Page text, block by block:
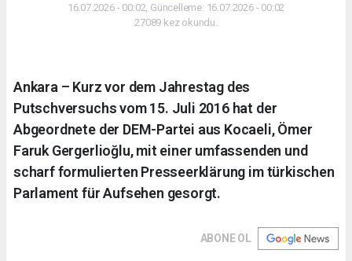
16.07.2026 - 00:02, Güncelleme: 16.07.2026 - 00:02
27089 kez okundu.
Ankara – Kurz vor dem Jahrestag des
Putschversuchs vom 15. Juli 2016 hat der
Abgeordnete der DEM-Partei aus Kocaeli, Ömer
Faruk Gergerlioğlu, mit einer umfassenden und
scharf formulierten Presseerklärung im türkischen
Parlament für Aufsehen gesorgt.
ABONE OL